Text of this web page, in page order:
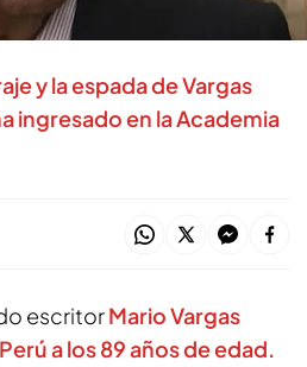
y la espada de Vargas
ingresado en la Academia
escritorMario Vargas
a los 89 años de edad.